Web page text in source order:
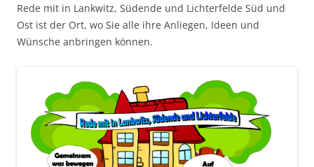
Rede mit in Lankwitz, Südende und Lichterfelde Süd und
Ost ist der Ort, wo Sie alle ihre Anliegen, Ideen und
Wünsche anbringen können.